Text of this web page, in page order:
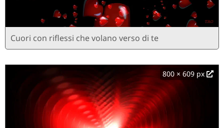
Cuori con riflessi che volano verso di te
800 × 609 px